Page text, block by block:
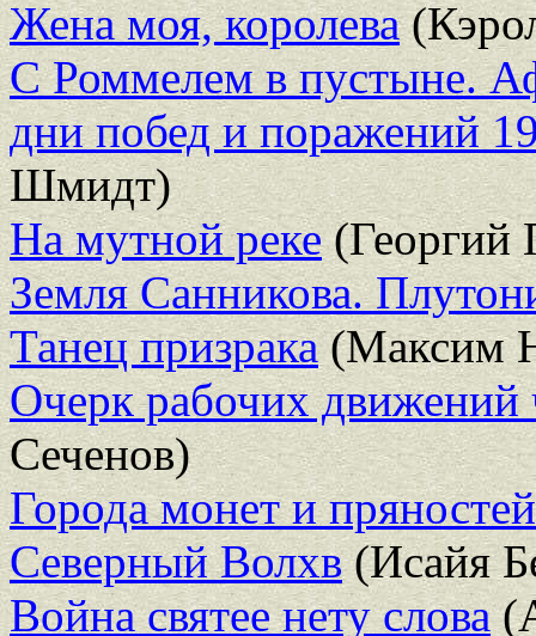
Жена моя, королева
С Роммелем в пустыне.
дни побед и поражений
Шмидт)
На мутной реке(Георгий
Земля Санникова.
Танец призрака(Максим
Очерк рабочих движений
Сеченов)
Города монет и пряностей
Северный Волхв(Исайя
Война святее нету слова